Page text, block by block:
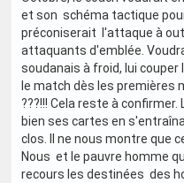
et son schéma tactique
préconiserait l'attaque à
attaquants d'emblée.
soudanais à froid, lui
le match dès les
???!!! Cela reste à
bien ses cartes en
clos. Il ne nous montre que
Nous et le pauvre homme
recours les destinées des